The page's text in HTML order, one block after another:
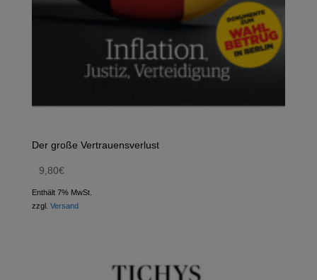
Der große Vertrauensverlust
9,80€
Enthält 7% MwSt.
zzgl. Versand